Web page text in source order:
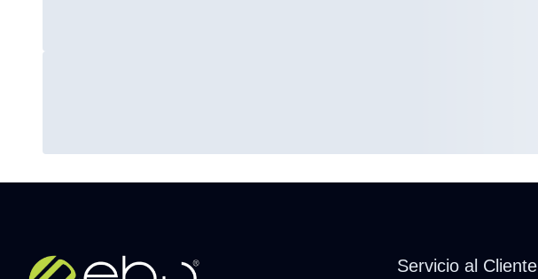
Servicio al Cliente